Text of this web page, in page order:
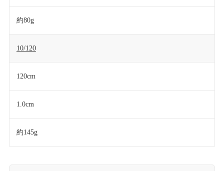
約80g
10/120
120cm
1.0cm
約145g